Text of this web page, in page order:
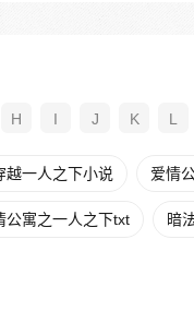
H I J K L
越一人之下小说 爱情
公寓之一人之下txt 暗